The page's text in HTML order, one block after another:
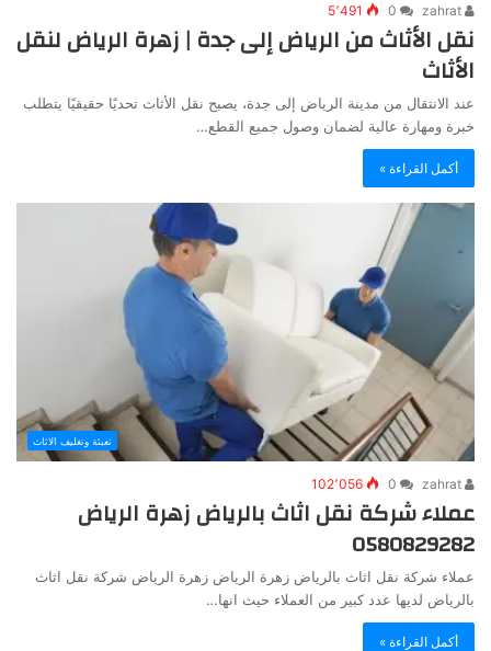
0 5٬491
نقل الأثاث من الرياض إلى جدة | زهرة الرياض لنقل
الأثاث
عند الانتقال من مدينة الرياض إلى جدة، يصبح نقل الأثاث تحديًا حقيقيًا يتطلب
خبرة ومهارة عالية لضمان وصول جميع القطع…
أكمل القراءة »
تعبئة وتغليف الاثاث
0 102٬056
عملاء شركة نقل اثاث بالرياض زهرة الرياض
0580829282
عملاء شركة نقل اثاث بالرياض زهرة الرياض زهرة الرياض شركة نقل اثاث
بالرياض لديها عدد كبير من العملاء حيث انها…
أكمل القراءة »